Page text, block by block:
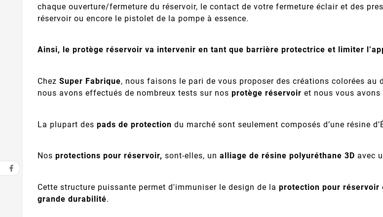
chaque ouverture/fermeture du réservoir, le contact de votre fermeture éclair et des
réservoir ou encore le pistolet de la pompe à essence.
Ainsi, le protège réservoir va intervenir en tant que barrière protectrice et limiter
Chez Super Fabrique, nous faisons le pari de vous proposer des créations colorées
nous avons effectués de nombreux tests sur nos protège réservoir et nous vous
La plupart des pads de protection du marché sont seulement composés d’une résine
Nos protections pour réservoir, sont-elles, un alliage de résine polyuréthane 3D avec
Cette structure puissante permet d'immuniser le design de la protection pour réservoir
grande durabilité.